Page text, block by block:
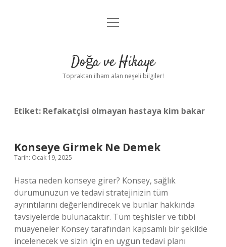
Anasayfa
Yasal Uyarı
menüyü
Doğa ve Hikaye
Topraktan ilham alan neşeli bilgiler!
Etiket: Refakatçisi olmayan hastaya kim bakar
Konseye Girmek Ne Demek
Tarih: Ocak 19, 2025
Hasta neden konseye girer? Konsey, sağlık
durumunuzun ve tedavi stratejinizin tüm
ayrıntılarını değerlendirecek ve bunlar hakkında
tavsiyelerde bulunacaktır. Tüm teşhisler ve tıbbi
muayeneler Konsey tarafından kapsamlı bir şekilde
incelenecek ve sizin için en uygun tedavi planı